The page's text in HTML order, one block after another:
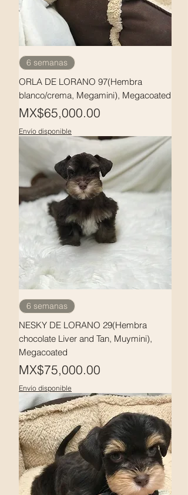
6 semanas
ORLA DE LORANO 97(Hembra
blanco/crema, Megamini), Megacoated
Price
MX$65,000.00
Envío disponible
6 semanas
NESKY DE LORANO 29(Hembra
chocolate Liver and Tan, Muymini),
Megacoated
Price
MX$75,000.00
Envío disponible